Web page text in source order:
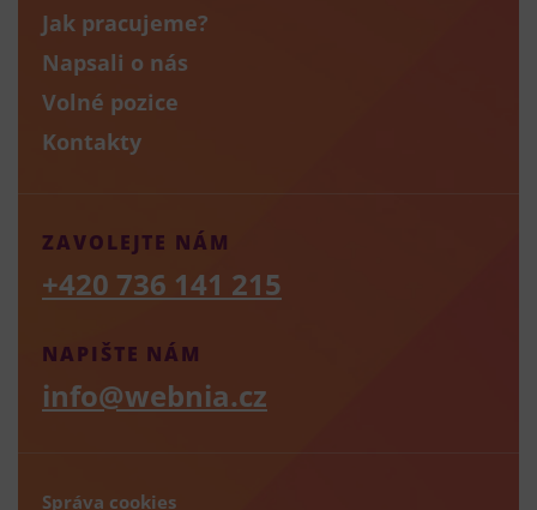
Jak pracujeme?
Napsali o nás
Volné pozice
Kontakty
NAPIŠTE NÁM
info@webnia.cz
ZAVOLEJTE NÁM
+420 736 141 215
Správa cookies